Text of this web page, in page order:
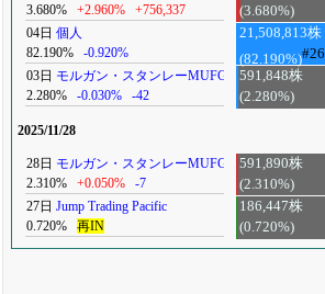
3.680%
+2.960% +756,337
(3.680%)
04日 個人
82.190%
-0.920%
21,508,813株
(82.190%)#26
03日 モルガン・スタンレーMUFG
2.280%
-0.030% -42
591,848株
(2.280%)
2025/11/28
28日 モルガン・スタンレーMUFG
2.310%
+0.050% -7
591,890株
(2.310%)
27日 Jump Trading Pacific
0.720%
再IN
186,447株
(0.720%)